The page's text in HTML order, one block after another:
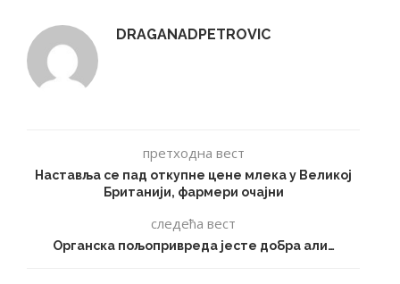
DRAGANADPETROVIC
претходна вест
Наставља се пад откупне цене млека у Великој
Британији, фармери очајни
следећа вест
Органска пољопривреда јесте добра али…